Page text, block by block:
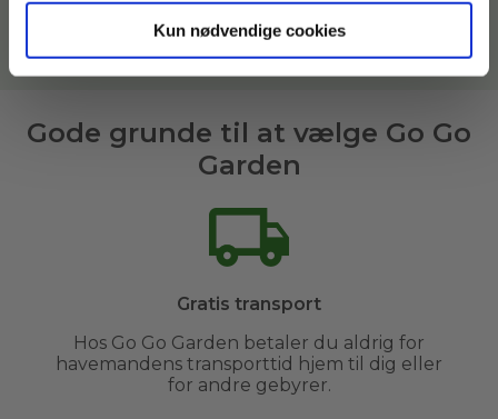
Kun nødvendige cookies
Lyngby og omegn.
Læs mere om vores havemænd her
Gode grunde til at vælge Go Go
Garden
Gratis transport
Hos Go Go Garden betaler du aldrig for
havemandens transporttid hjem til dig eller
for andre gebyrer.